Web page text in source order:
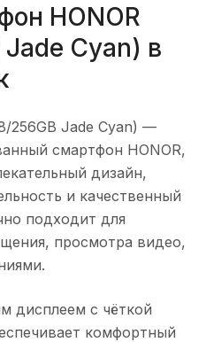
HONOR
Cyan) в
256GB Jade Cyan) —
смартфон HONOR,
дизайн,
и качественный
подходит для
просмотра видео,
дисплеем с чёткой
комфортный